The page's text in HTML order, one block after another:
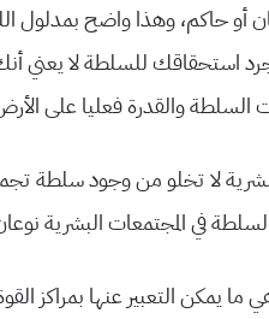
أو حاكم، وهذا واضح
استحقاقك للسلطة لا یعني
السلطة والقدرة فعلیا على
لا تخلو من وجود سلطة
في المجتمعات البشریة
ما یمكن التعبیر عنها بمراكز